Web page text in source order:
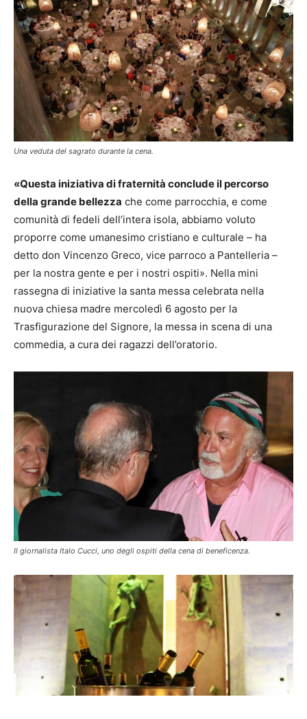
Una veduta del sagrato durante la cena.
«Questa iniziativa di fraternità conclude il percorso
della grande bellezza che come parrocchia, e come
comunità di fedeli dell’intera isola, abbiamo voluto
proporre come umanesimo cristiano e culturale – ha
detto don Vincenzo Greco, vice parroco a Pantelleria –
per la nostra gente e per i nostri ospiti». Nella mini
rassegna di iniziative la santa messa celebrata nella
nuova chiesa madre mercoledì 6 agosto per la
Trasfigurazione del Signore, la messa in scena di una
commedia, a cura dei ragazzi dell’oratorio.
Il giornalista Italo Cucci, uno degli ospiti della cena di beneficenza.